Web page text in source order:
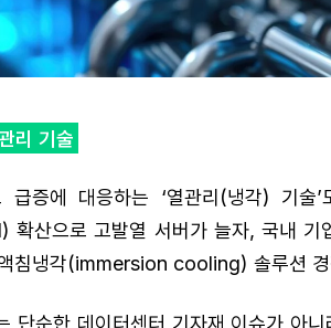
리 기술
급증에 대응하는 ‘열관리(냉각) 기
확산으로 고발열 서버가 늘자, 국내 기
침냉각(immersion cooling) 솔루션 경